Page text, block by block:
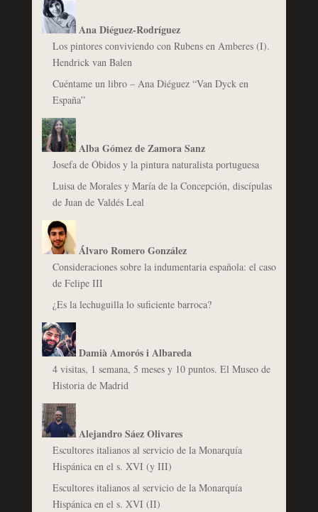
Ana Diéguez-Rodríguez
Los pintores conviviendo con Rubens en Amberes (I).
Hendrick van Balen
Cuéntame un libro – Ana Diéguez “Van Dyck en
España”
Alba Gómez de Zamora Sanz
Josefa de Óbidos y la pintura naturalista portuguesa
Luisa de Morales y María de la Concepción, discípulas
de Juan de Valdés Leal
Álvaro Romero González
Consideraciones sobre la indumentaria española: el caso
de Felipe III
¿Es la lechuguilla lo suficiente barroca?
Damià Amorós i Albareda
4 visitas, 1 semana, 5 meses y 10 puntos. El Museo de
Historia de Madrid
Alejandro Sáez Olivares
Escultores italianos al servicio de la Monarquía
Hispánica en el s. XVI (y III)
Escultores italianos al servicio de la Monarquía
Hispánica en el s. XVI (II)